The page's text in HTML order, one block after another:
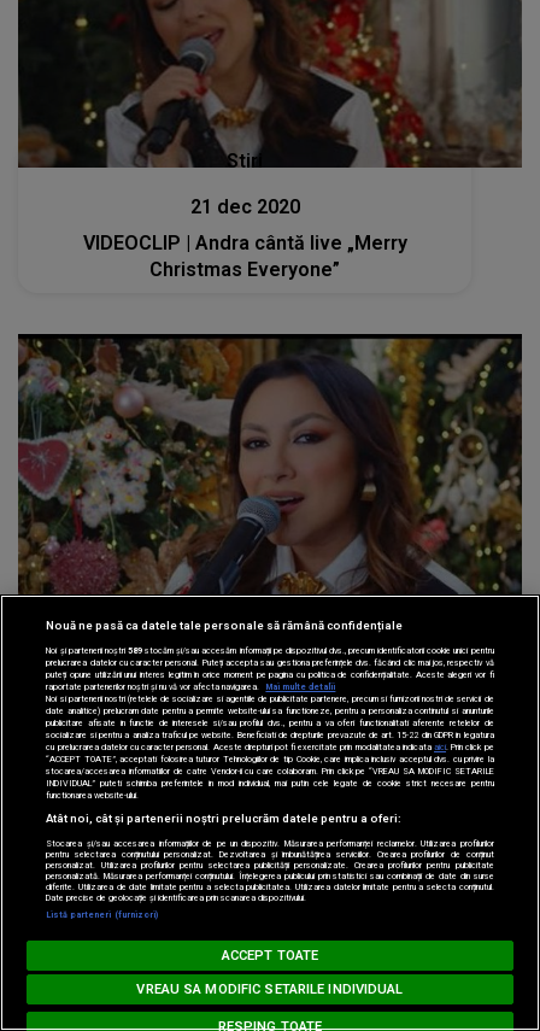
VIDEOCLIP | Andra cântă live „Merry
Christmas Everyone”
Lansări muzicale
20 dec 2020
Videoclip oficial | Andra a lansat „O, ce veste
minunată”
Muzica
13 nov 2020
ANDRA & DONY & MATTEO - Barcelona
Loading...WhatsApp: 0754.222.999
Nouă ne pasă ca datele tale personale să rămână confidențiale
Noi și partenerii noștri589stocăm și/sau accesăm informații pe dispozitivul dvs., precum identificatorii cookie unici pentru
prelucrarea datelor cu caracter personal. Puteți accepta sau gestiona preferințele dvs. făcând clic mai jos, respectiv vă
puteți opune utilizării unui interes legitim în orice moment pe pagina cu politica de confidențialitate. Aceste alegeri vor fi
raportate partenerilor noștri și nu vă vor afecta navigarea.
Mai multe detalii
Noi si partenerii nostri (retelele de socializare si agentiile de publicitate partenere, precum si furnizorii nostri de servicii de
date analitice) prelucram date pentru a permite website-ului sa functioneze, pentru a personaliza continutul si anunturile
publicitare afisate in functie de interesele si/sau profilul dvs., pentru a va oferi functionalitati aferente retelelor de
socializare si pentru a analiza traficul pe website. Beneficiati de drepturile prevazute de art. 15-22 din GDPR in legatura
cu prelucrarea datelor cu caracter personal. Aceste drepturi pot fi exercitate prin modalitatea indicataaici . Prin click pe
“ACCEPT TOATE”, acceptati folosirea tuturor Tehnologiilor de tip Cookie, care implica inclusiv acceptul dvs. cu privire la
stocarea/accesarea informatiilor de catre Vendor-ii cu care colaboram. Prin click pe “VREAU SA MODIFIC SETARILE
INDIVIDUAL” puteti schimba preferintele in mod individual, mai putin cele legate de cookie strict necesare pentru
functionarea website-ului.
Atât noi, cât și partenerii noștri prelucrăm datele pentru a oferi:
Stocarea și/sau accesarea informațiilor de pe un dispozitiv. Măsurarea performanței reclamelor. Utilizarea profilurilor
pentru selectarea conținutului personalizat. Dezvoltarea și îmbunătățirea serviciilor. Crearea profilurilor de conținut
personalizat. Utilizarea profilurilor pentru selectarea publicității personalizate. Crearea profilurilor pentru publicitate
personalizată. Măsurarea performanței conținutului. Înțelegerea publicului prin statistici sau combinații de date din surse
diferite. Utilizarea de date limitate pentru a selecta publicitatea. Utilizarea datelor limitate pentru a selecta conținutul.
Date precise de geolocație și identificarea prin scanarea dispozitivului.
Listă parteneri (furnizori)
ACCEPT TOATE
RESPING TOATE
VREAU SA MODIFIC SETARILE INDIVIDUAL